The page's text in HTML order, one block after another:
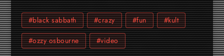
#black sabbath #crazy #fun #kult
#ozzy osbourne #video